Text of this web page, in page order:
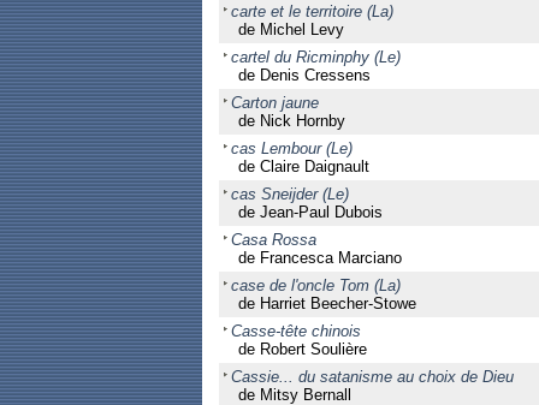
carte et le territoire (La)
de Michel Levy
cartel du Ricminphy (Le)
de Denis Cressens
Carton jaune
de Nick Hornby
cas Lembour (Le)
de Claire Daignault
cas Sneijder (Le)
de Jean-Paul Dubois
Casa Rossa
de Francesca Marciano
case de l'oncle Tom (La)
de Harriet Beecher-Stowe
Casse-tête chinois
de Robert Soulière
Cassie... du satanisme au choix de Dieu
de Mitsy Bernall